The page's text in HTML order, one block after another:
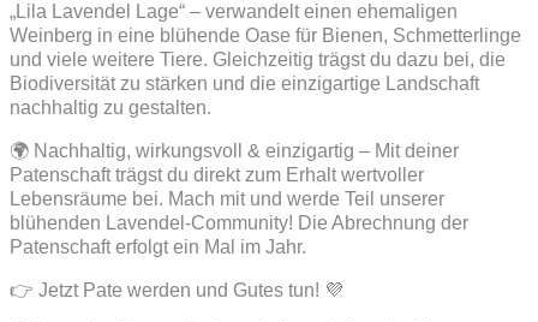
„Lila Lavendel Lage“ – verwandelt einen ehemaligen
Weinberg in eine blühende Oase für Bienen, Schmetterlinge
und viele weitere Tiere. Gleichzeitig trägst du dazu bei, die
Biodiversität zu stärken und die einzigartige Landschaft
nachhaltig zu gestalten.
🌍 Nachhaltig, wirkungsvoll & einzigartig – Mit deiner
Patenschaft trägst du direkt zum Erhalt wertvoller
Lebensräume bei. Mach mit und werde Teil unserer
blühenden Lavendel-Community! Die Abrechnung der
Patenschaft erfolgt ein Mal im Jahr.
👉 Jetzt Pate werden und Gutes tun! 💜